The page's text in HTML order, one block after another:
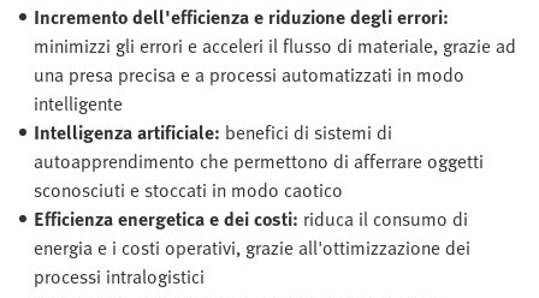
Incremento dell'efficienza e riduzione degli errori:
minimizzi gli errori e acceleri il flusso di materiale, grazie ad
una presa precisa e a processi automatizzati in modo
intelligente
Intelligenza artificiale: benefici di sistemi di
autoapprendimento che permettono di afferrare oggetti
sconosciuti e stoccati in modo caotico
Efficienza energetica e dei costi: riduca il consumo di
energia e i costi operativi, grazie all'ottimizzazione dei
processi intralogistici